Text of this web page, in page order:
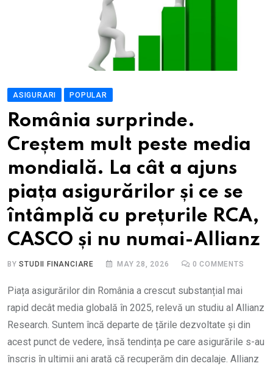
ASIGURARI POPULAR
România surprinde.
Creștem mult peste media
mondială. La cât a ajuns
piața asigurărilor și ce se
întâmplă cu prețurile RCA,
CASCO și nu numai-Allianz
BYSTUDII FINANCIARE MAY 28, 2026 0 COMMENTS
Piața asigurărilor din România a crescut substanțial mai
rapid decât media globală în 2025, relevă un studiu al Allianz
Research. Suntem încă departe de țările dezvoltate și din
acest punct de vedere, însă tendința pe care asigurările s-au
înscris în ultimii ani arată că recuperăm din decalaje. Allianz